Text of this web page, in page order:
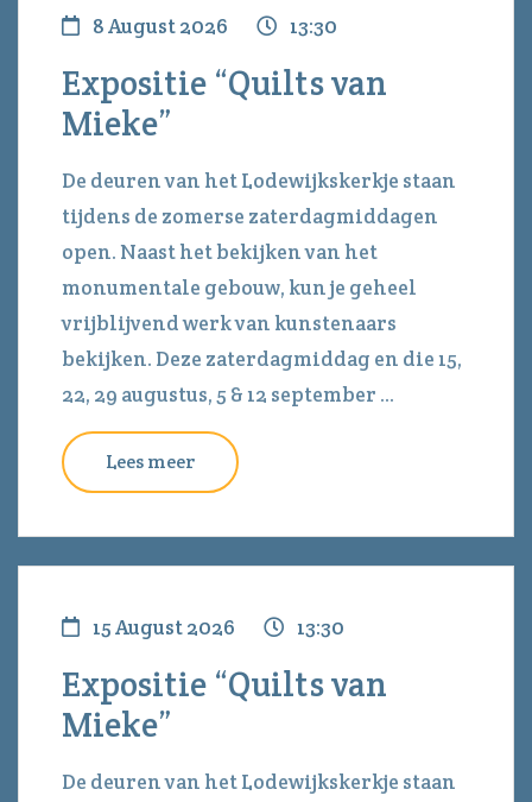
8 August 2026 13:30
Expositie “Quilts van
Mieke”
De deuren van het Lodewijkskerkje staan
tijdens de zomerse zaterdagmiddagen
open. Naast het bekijken van het
monumentale gebouw, kun je geheel
vrijblijvend werk van kunstenaars
bekijken. Deze zaterdagmiddag en die 15,
22, 29 augustus, 5 & 12 september ...
Lees meer
15 August 2026 13:30
Expositie “Quilts van
Mieke”
De deuren van het Lodewijkskerkje staan